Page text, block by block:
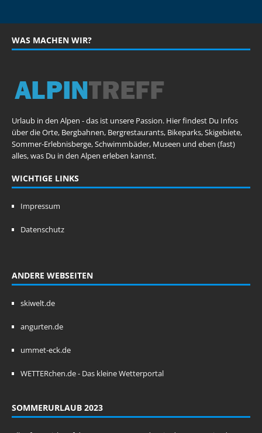
WAS MACHEN WIR?
Urlaub in den Alpen - das ist unsere Passion. Hier findest Du Infos
über die Orte, Bergbahnen, Bergrestaurants, Bikeparks, Skigebiete,
Sommer-Erlebnisberge, Schwimmbäder, Museen und eben (fast)
alles, was Du in den Alpen erleben kannst.
WICHTIGE LINKS
Impressum
Datenschutz
ANDERE WEBSEITEN
skiwelt.de
angurten.de
ummet-eck.de
WETTERchen.de - Das kleine Wetterportal
SOMMERURLAUB 2023